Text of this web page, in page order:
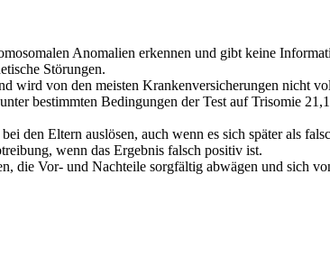
Anomalien erkennen und gibt keine
Störungen.
wird von den meisten Krankenversicherungen nicht
bestimmten Bedingungen der Test auf Trisomie
den Eltern auslösen, auch wenn es sich später als
wenn das Ergebnis falsch positiv ist.
die Vor- und Nachteile sorgfältig abwägen und sich